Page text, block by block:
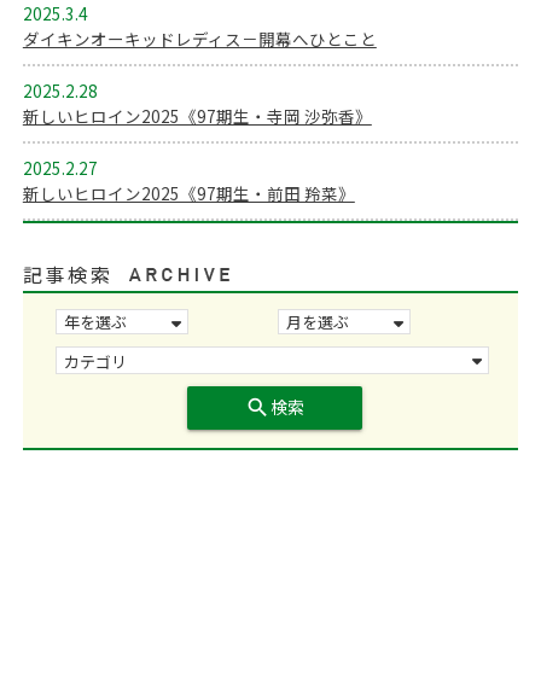
2025.3.4
ダイキンオーキッドレディス－開幕へひとこと
2025.2.28
新しいヒロイン2025《97期生・寺岡 沙弥香》
2025.2.27
新しいヒロイン2025《97期生・前田 羚菜》
記事検索
search検索